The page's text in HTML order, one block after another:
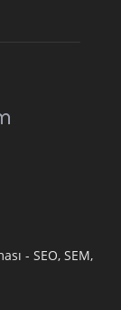
- SEO, SEM,